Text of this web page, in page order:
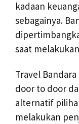
kadaan
sebagainya.
saat
Travel
door to door
alternatif
melakukan